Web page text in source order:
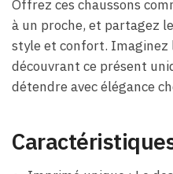
Offrez ces chaussons
à un proche, et partagez
style et confort. Imaginez
découvrant ce présent
détendre avec élégance